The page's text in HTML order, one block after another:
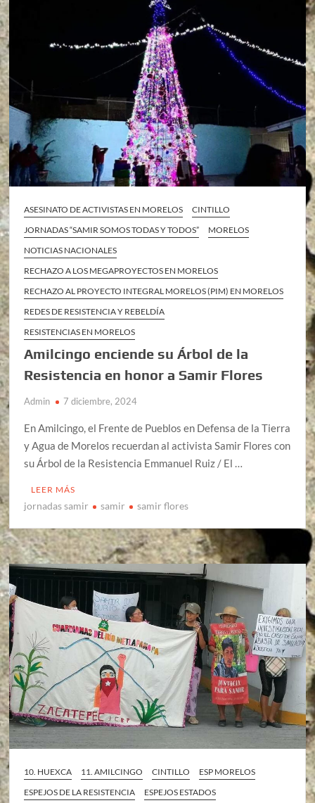
ASESINATO DE ACTIVISTAS EN MORELOS
CINTILLO
JORNADAS “SAMIR SOMOS TODAS Y TODOS”
MORELOS
NOTICIAS NACIONALES
RECHAZO A LOS MEGAPROYECTOS EN MORELOS
RECHAZO AL PROYECTO INTEGRAL MORELOS (PIM) EN MORELOS
REDES DE RESISTENCIA Y REBELDÍA
RESISTENCIAS EN MORELOS
Amilcingo enciende su Árbol de la
Resistencia en honor a Samir Flores
Admin 7 diciembre, 2024
En Amilcingo, el Frente de Pueblos en Defensa de la Tierra
y Agua de Morelos recuerdan al activista Samir Flores con
su Árbol de la Resistencia Emmanuel Ruiz / El …
LEER MÁS
jornadas samir samir samir flores
10. HUEXCA 11. AMILCINGO CINTILLO
ESP MORELOS
ESPEJOS DE LA RESISTENCIA
ESPEJOS ESTADOS